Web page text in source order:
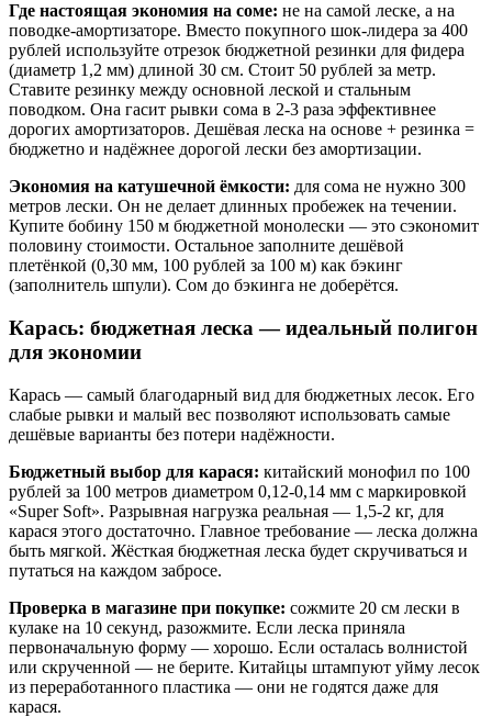
Где настоящая экономия на соме: не на самой леске, а на
поводке-амортизаторе. Вместо покупного шок-лидера за 400
рублей используйте отрезок бюджетной резинки для фидера
(диаметр 1,2 мм) длиной 30 см. Стоит 50 рублей за метр.
Ставите резинку между основной леской и стальным
поводком. Она гасит рывки сома в 2-3 раза эффективнее
дорогих амортизаторов. Дешёвая леска на основе + резинка =
бюджетно и надёжнее дорогой лески без амортизации.
Экономия на катушечной ёмкости: для сома не нужно 300
метров лески. Он не делает длинных пробежек на течении.
Купите бобину 150 м бюджетной монолески — это сэкономит
половину стоимости. Остальное заполните дешёвой
плетёнкой (0,30 мм, 100 рублей за 100 м) как бэкинг
(заполнитель шпули). Сом до бэкинга не доберётся.
Карась: бюджетная леска — идеальный полигон
для экономии
Карась — самый благодарный вид для бюджетных лесок. Его
слабые рывки и малый вес позволяют использовать самые
дешёвые варианты без потери надёжности.
Бюджетный выбор для карася: китайский монофил по 100
рублей за 100 метров диаметром 0,12-0,14 мм с маркировкой
«Super Soft». Разрывная нагрузка реальная — 1,5-2 кг, для
карася этого достаточно. Главное требование — леска должна
быть мягкой. Жёсткая бюджетная леска будет скручиваться и
путаться на каждом забросе.
Проверка в магазине при покупке: сожмите 20 см лески в
кулаке на 10 секунд, разожмите. Если леска приняла
первоначальную форму — хорошо. Если осталась волнистой
или скрученной — не берите. Китайцы штампуют уйму лесок
из переработанного пластика — они не годятся даже для
карася.